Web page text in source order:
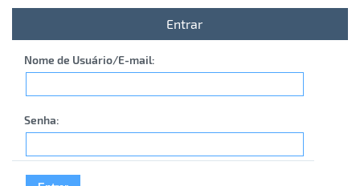
Entrar
Nome de Usuário/E-mail:
Senha: